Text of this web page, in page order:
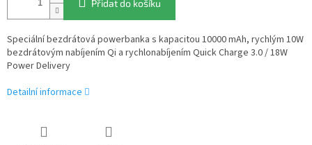
Přidat do košíku
Speciální bezdrátová powerbanka s kapacitou 10000 mAh, rychlým 10W
bezdrátovým nabíjením Qi a rychlonabíjením Quick Charge 3.0 / 18W
Power Delivery
Detailní informace